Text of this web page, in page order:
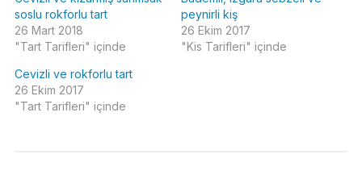
soslu rokforlu tart
26 Mart 2018
"Tart Tarifleri" içinde
peynirli kiş
26 Ekim 2017
"Kis Tarifleri" içinde
Cevizli ve rokforlu tart
26 Ekim 2017
"Tart Tarifleri" içinde